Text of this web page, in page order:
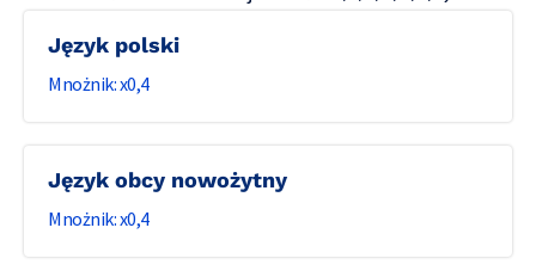
Język polski
0,4
Język obcy nowożytny
0,4